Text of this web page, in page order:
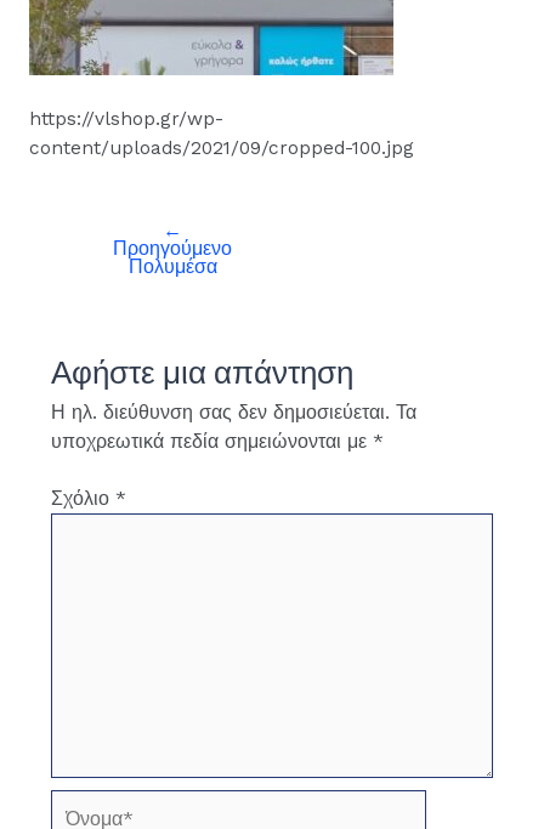
https://vlshop.gr/wp-
content/uploads/2021/09/cropped-100.jpg
←
Προηγούμενο
Πολυμέσα
Αφήστε μια απάντηση
Η ηλ. διεύθυνση σας δεν δημοσιεύεται. Τα
υποχρεωτικά πεδία σημειώνονται με *
Σχόλιο *